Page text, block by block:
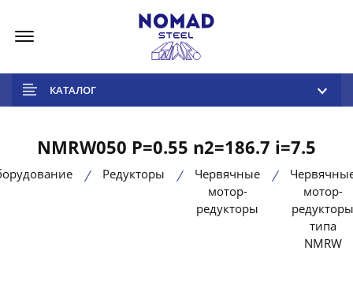
КАТАЛОГ
NMRW050 P=0.55 n2=186.7 i=7.5
Редукторы
Червячные
мотор-
редукторы
мотор-
редукторы
типа
NMRW